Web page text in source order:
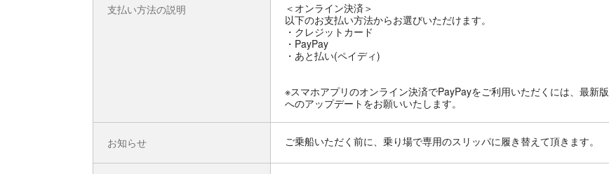
支払い方法の説明
＜オンライン決済＞
以下のお支払い方法からお選びいただけます。
・クレジットカード
・PayPay
・あと払い(ペイディ)
※スマホアプリのオンライン決済でPayPayをご利用いただくには、最新版
へのアップデートをお願いいたします。
お知らせ ご乗船いただく前に、乗り場で専用のスリッパに履き替えて頂きます。